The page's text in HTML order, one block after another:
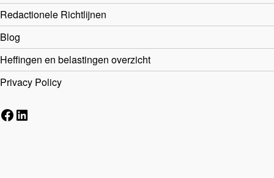
Redactionele Richtlijnen
Blog
Heffingen en belastingen overzicht
Privacy Policy
Facebook
LinkedIn